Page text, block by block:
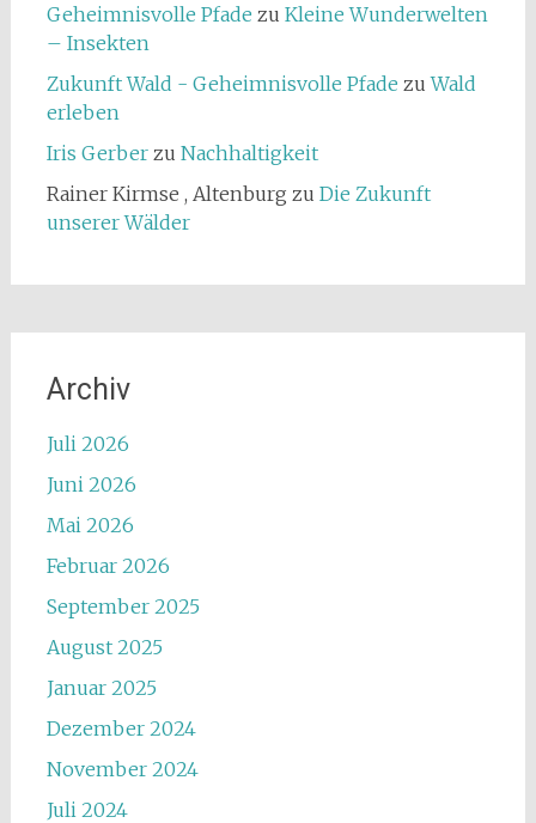
Geheimnisvolle Pfade zu Kleine Wunderwelten
– Insekten
Zukunft Wald - Geheimnisvolle Pfade zuWald
erleben
Iris Gerberzu Nachhaltigkeit
Rainer Kirmse , Altenburg zu Die Zukunft
unserer Wälder
Archiv
Juli 2026
Juni 2026
Mai 2026
Februar 2026
September 2025
August 2025
Januar 2025
Dezember 2024
November 2024
Juli 2024